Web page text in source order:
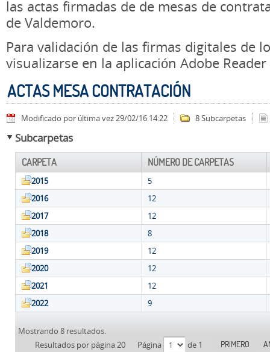
las actas firmadas de de mesas de
de Valdemoro.
Para validación de las firmas digitales de
visualizarse en la aplicación Adobe Reader
ACTAS MESA CONTRATACIÓN
Modificado por última vez 29/02/16 14:22 8 Subcarpetas
Subcarpetas
CARPETA NÚMERO DE CARPETAS
2015
5
2016
12
2017
12
2018
8
2019
12
2020
12
2021
12
2022
9
Mostrando 8 resultados.
Resultados por página 20
Página de 1 PRIMERO